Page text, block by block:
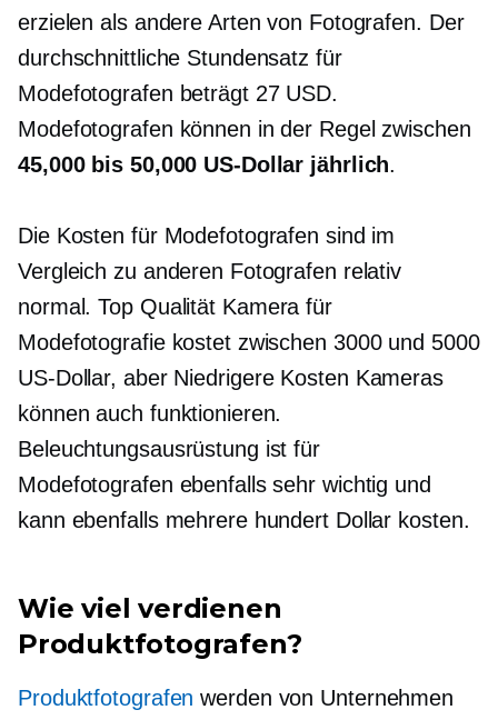
erzielen als andere Arten von Fotografen. Der
durchschnittliche Stundensatz für
Modefotografen beträgt 27 USD.
Modefotografen können in der Regel zwischen
45,000 bis 50,000 US-Dollar jährlich.
Die Kosten für Modefotografen sind im
Vergleich zu anderen Fotografen relativ
normal.Top Qualität Kamera für
Modefotografie kostet zwischen 3000 und 5000
US-Dollar, aber Niedrigere Kosten Kameras
können auch funktionieren.
Beleuchtungsausrüstung ist für
Modefotografen ebenfalls sehr wichtig und
kann ebenfalls mehrere hundert Dollar kosten.
Wie viel verdienen
Produktfotografen?
Produktfotografen werden von Unternehmen